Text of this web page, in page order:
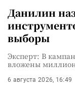
Данилин
выборы
Эксперт: В
вложены
6 августа 2026, 16:49